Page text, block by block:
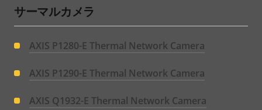
サーマルカメラ
AXIS P1280-E Thermal Network Camera
AXIS P1290-E Thermal Network Camera
AXIS Q1932-E Thermal Network Camera